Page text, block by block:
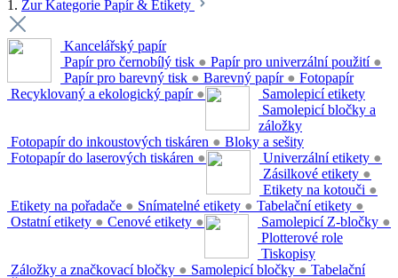
1. Zur Kategorie Papír & Etikety
Kancelářský papír
Papír pro černobílý tisk ● Papír pro univerzální použití ●
Papír pro barevný tisk ● Barevný papír ●
Recyklovaný a ekologický papír ●
Fotopapír
Fotopapír do inkoustových tiskáren ●
Fotopapír do laserových tiskáren ●
Samolepicí etikety
Univerzální etikety ●
Zásilkové etikety ●
Etikety na kotouči ●
Etikety na pořadače ● Snímatelné etikety ● Tabelační etikety ●
Ostatní etikety ● Cenové etikety ●
Samolepicí bločky a
záložky
Samolepicí Z-bločky ●
Záložky a značkovací bločky ● Samolepicí bločky ●
Bloky a sešity
Plotterové role
Tiskopisy
Tabelační